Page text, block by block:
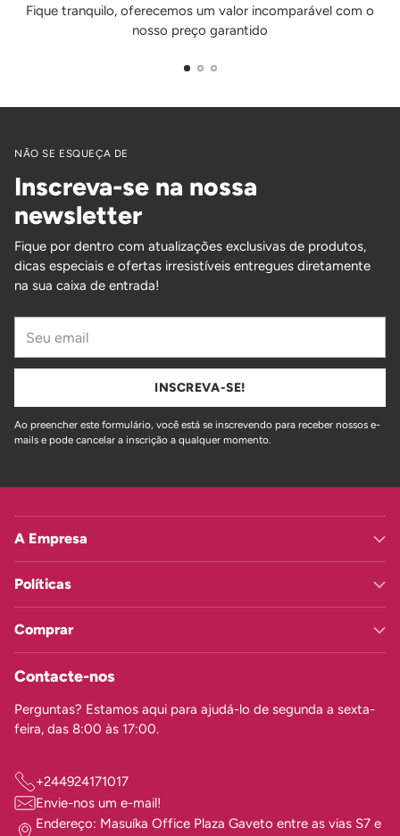
Fique tranquilo, oferecemos um valor incomparável com o
nosso preço garantido
NÃO SE ESQUEÇA DE
Inscreva-se na nossa
newsletter
Fique por dentro com atualizações exclusivas de produtos,
dicas especiais e ofertas irresistíveis entregues diretamente
na sua caixa de entrada!
email
INSCREVA-SE!
Ao preencher este formulário, você está se inscrevendo para receber nossos e-
mails e pode cancelar a inscrição a qualquer momento.
A Empresa
Políticas
Comprar
Contacte-nos
Perguntas? Estamos aqui para ajudá-lo de segunda a sexta-
feira, das 8:00 às 17:00.
+244924171017
Envie-nos um e-mail!
Endereço: Masuíka Office Plaza Gaveto entre as vias S7 e